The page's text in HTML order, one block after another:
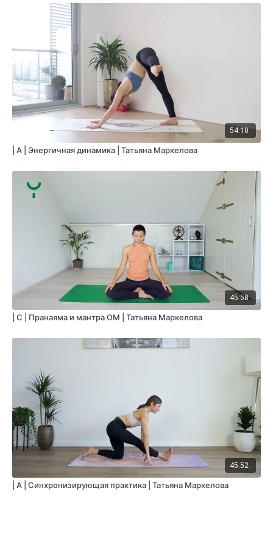
54:10
| A | Энергичная динамика | Татьяна Маркелова
45:58
| C | Пранаяма и мантра ОМ | Татьяна Маркелова
45:52
| A | Синхронизирующая практика | Татьяна Маркелова